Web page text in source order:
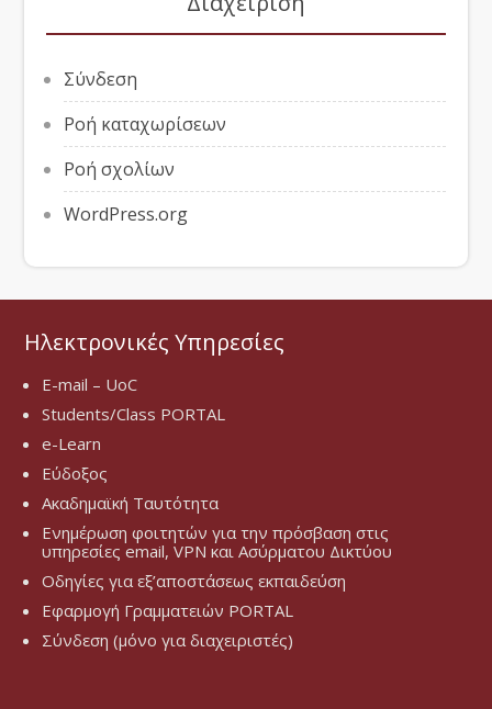
Σύνδεση
Ροή καταχωρίσεων
Ροή σχολίων
WordPress.org
Ηλεκτρονικές Υπηρεσίες
E-mail – UoC
Students/Class PORTAL
e-Learn
Εύδοξος
Ακαδημαϊκή Ταυτότητα
Ενημέρωση φοιτητών για την πρόσβαση στις
υπηρεσίες email, VPN και Ασύρματου Δικτύου
Οδηγίες για εξ’αποστάσεως εκπαιδεύση
Εφαρμογή Γραμματειών PORTAL
Σύνδεση (μόνο για διαχειριστές)